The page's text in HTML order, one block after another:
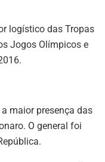
logístico das Tropas
Jogos Olímpicos e
maior presença das
O general foi